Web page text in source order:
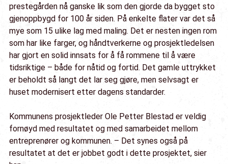
prestegården nå ganske lik som den gjorde da bygget sto
gjenoppbygd for 100 år siden. På enkelte flater var det så
mye som 15 ulike lag med maling. Det er nesten ingen rom
som har like farger, og håndtverkerne og prosjektledelsen
har gjort en solid innsats for å få rommene til å være
tidsriktige – både for nåtid og fortid. Det gamle uttrykket
er beholdt så langt det lar seg gjøre, men selvsagt er
huset modernisert etter dagens standarder.
Kommunens prosjektleder Ole Petter Blestad er veldig
fornøyd med resultatet og med samarbeidet mellom
entreprenører og kommunen. – Det synes også på
resultatet at det er jobbet godt i dette prosjektet, sier